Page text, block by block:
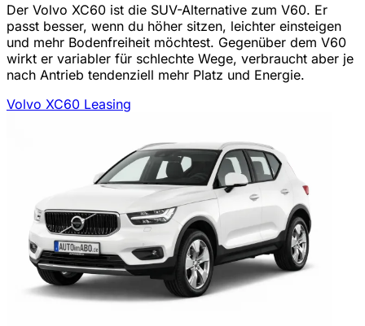
Der Volvo XC60 ist die SUV-Alternative zum V60. Er
passt besser, wenn du höher sitzen, leichter einsteigen
und mehr Bodenfreiheit möchtest. Gegenüber dem V60
wirkt er variabler für schlechte Wege, verbraucht aber je
nach Antrieb tendenziell mehr Platz und Energie.
Volvo XC60 Leasing